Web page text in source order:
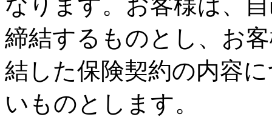
締結するものとし、お
結した保険契約の内容
いものとします。